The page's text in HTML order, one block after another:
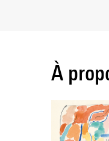
À